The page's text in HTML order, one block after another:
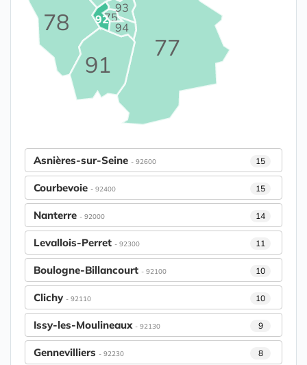
75
77
78
91
92
93
94
Asnières-sur-Seine - 92600 15
Courbevoie - 92400 15
Nanterre - 92000 14
Levallois-Perret - 92300 11
Boulogne-Billancourt - 92100 10
Clichy - 92110 10
Issy-les-Moulineaux - 92130 9
Gennevilliers - 92230 8